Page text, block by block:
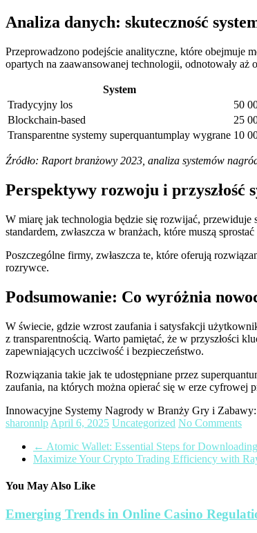
Analiza danych: skuteczność
Przeprowadzono podejście analityczne, które obejmuje
opartych na zaawansowanej technologii, odnotowały
System
Tradycyjny los
50
Blockchain-based
25
Transparentne systemy superquantumplay wygrane 10
Źródło: Raport branżowy 2023, analiza systemów
Perspektywy rozwoju i przyszłość
W miarę jak technologia będzie się rozwijać, przewiduje
standardem, zwłaszcza w branżach, które muszą
Poszczególne firmy, zwłaszcza te, które oferują
rozrywce.
Podsumowanie: Co wyróżnia
W świecie, gdzie wzrost zaufania i satysfakcji
z transparentnością. Warto pamiętać, że w przyszłości
zapewniających uczciwość i bezpieczeństwo.
Rozwiązania takie jak te udostępniane przez
zaufania, na których można opierać się w erze cyfrowej
Innowacyjne Systemy Nagrody w Branży Gry i
sharonnlp April 6, 2025 Uncategorized No Comments
← Atomic Wallet: Essential Steps for Downloading
Maximize Your Crypto Trading Efficiency with
You May Also Like
Emerging Trends in Online Casino